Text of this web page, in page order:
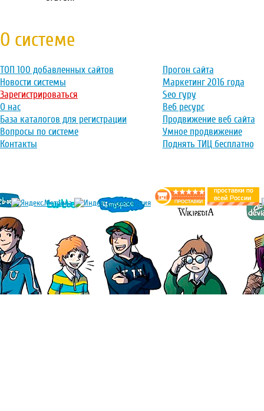
О системе
ТОП 100 добавленных сайтов
Новости системы
Зарегистрироваться
О нас
База каталогов для регистрации
Вопросы по системе
Контакты
Прогон сайта
Маркетинг 2016 года
Seo гуру
Веб ресурс
Продвижение веб сайта
Умное продвижение
Поднять ТИЦ бесплатно